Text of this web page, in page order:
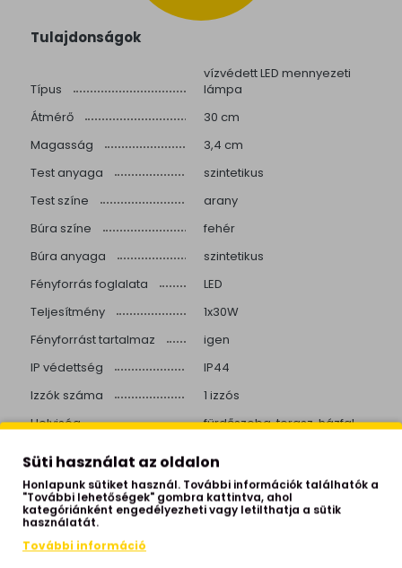
Tulajdonságok
Típus
vízvédett LED mennyezeti
lámpa
Átmérő
30 cm
Magasság
3,4 cm
Test anyaga
szintetikus
Test színe
arany
Búra színe
fehér
Búra anyaga
szintetikus
Fényforrás foglalata
LED
Teljesítmény
1x30W
Fényforrást tartalmaz
igen
IP védettség
IP44
Izzók száma
1 izzós
Helyiség
fürdőszoba, terasz, házfal
Stílus
Beépített LED
igen
Színhőmérséklet
4000 Kelvin
Süti használat az oldalon
Honlapunk sütiket használ. További információk találhatók a
"További lehetőségek" gombra kattintva, ahol
kategóriánként engedélyezheti vagy letilthatja a sütik
használatát.
További információ